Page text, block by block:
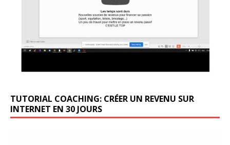
TUTORIAL COACHING: CRÉER UN REVENU SUR
INTERNET EN 30 JOURS